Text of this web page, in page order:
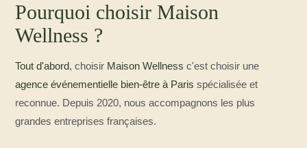
Pourquoi choisir Maison
Wellness ?
Tout d'abord, choisir Maison Wellness c'est choisir une
agence événementielle bien-être à Paris spécialisée et
reconnue. Depuis 2020, nous accompagnons les plus
grandes entreprises françaises.